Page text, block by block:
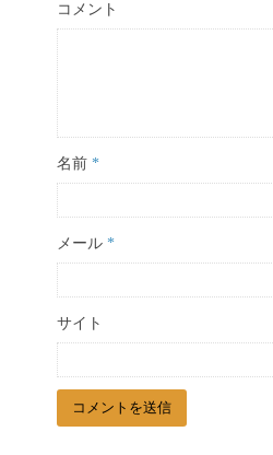
コメント
名前 *
メール *
サイト